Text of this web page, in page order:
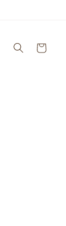
Кошик